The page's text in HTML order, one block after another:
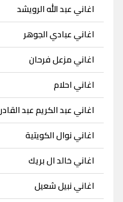
اغاني عبد الله الرويشد
اغاني عبادي الجوهر
اغاني مزعل فرحان
اغاني احلام
اغاني عبد الكريم عبد القادر
اغاني نوال الكويتية
اغاني خالد ال بريك
اغاني نبيل شعيل